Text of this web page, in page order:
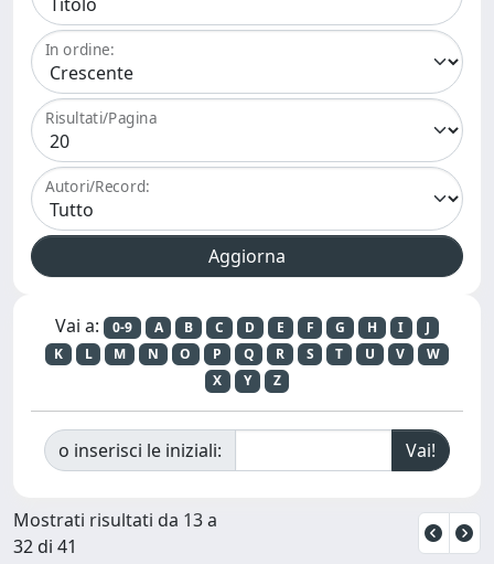
In ordine:
Risultati/Pagina
Autori/Record:
Vai a: 0-9 A B C D E F G H I
J
K
L M N O P Q R S T U V
W
X
Y Z
o inserisci le iniziali:
Mostrati risultati da 13 a
32 di 41